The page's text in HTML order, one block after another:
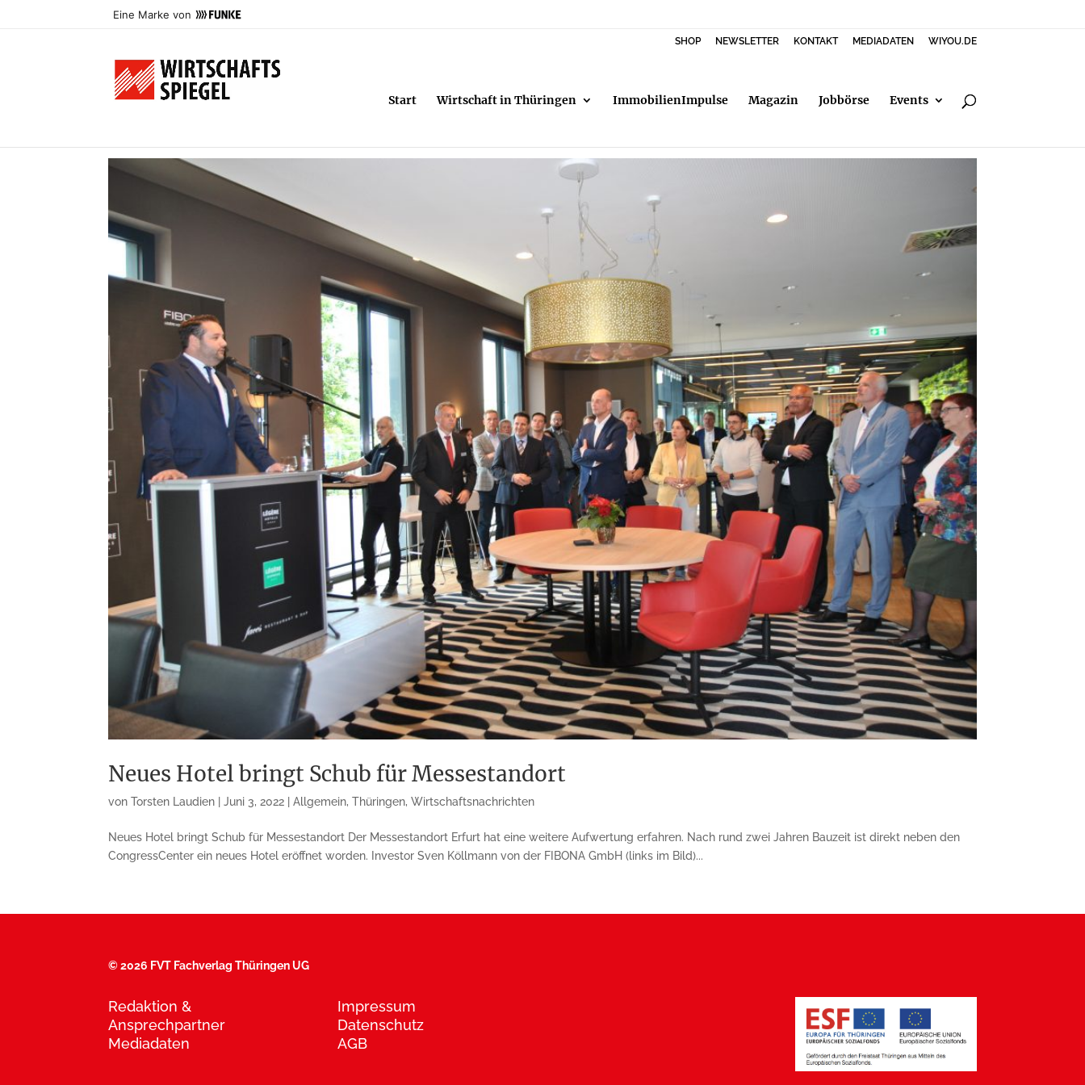
Eine Marke von
SHOP NEWSLETTER KONTAKT MEDIADATEN WIYOU.DE
Start Wirtschaft in Thüringen ImmobilienImpulse Magazin Jobbörse Events
Neues Hotel bringt Schub für Messestandort
vonTorsten Laudien |Juni 3, 2022 |Allgemein,Thüringen,Wirtschaftsnachrichten
Neues Hotel bringt Schub für Messestandort Der Messestandort Erfurt hat eine weitere Aufwertung erfahren. Nach rund zwei Jahren Bauzeit ist direkt neben den
CongressCenter ein neues Hotel eröffnet worden. Investor Sven Köllmann von der FIBONA GmbH (links im Bild)...
©2026 FVT Fachverlag Thüringen UG
Redaktion &
Ansprechpartner
Mediadaten
Impressum
Datenschutz
AGB